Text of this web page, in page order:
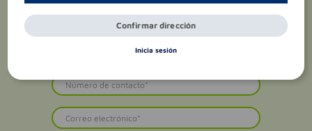
Confirmar dirección
Inicia sesión